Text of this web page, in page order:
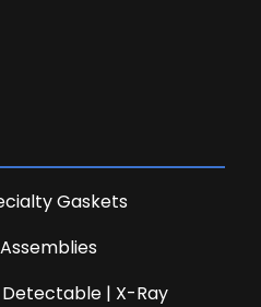
Gaskets
| X-Ray